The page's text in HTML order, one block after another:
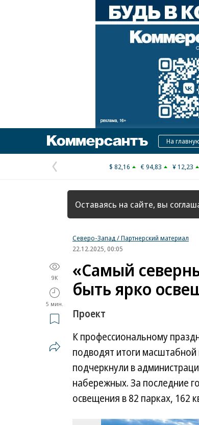
Коммерсантъ
На
Предыдущая
страница
$ 82,16 € 94,83 ¥ 12,23
Оставаясь на сайте, вы
Северо-Запад / Партнерский материал
22.12.2025, 00:05
9K
5 мин.
«Самый
быть ярко
Проект
К профессиональному
подводят итоги
подчеркнули в
набережных. За последние
освещения в 82 парках, 162